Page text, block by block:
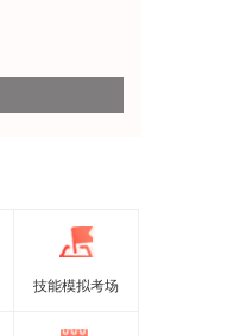
技能模拟考场